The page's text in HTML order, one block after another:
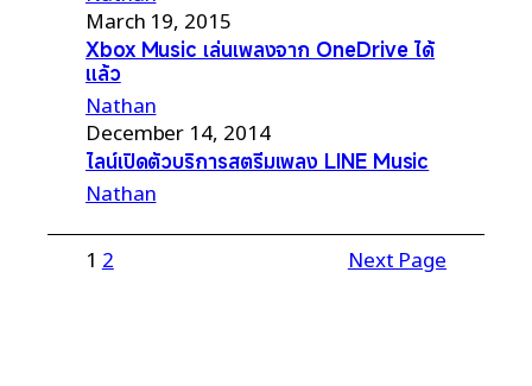
March 19, 2015
Xbox Music เล่นเพลงจาก OneDrive ได้
แล้ว
Nathan
December 14, 2014
ไลน์เปิดตัวบริการสตรีมเพลง LINE Music
Nathan
1 2 Next Page